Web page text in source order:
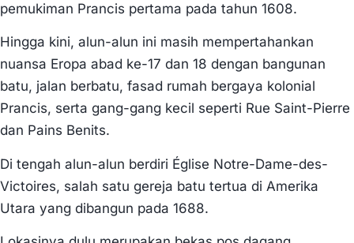
pemukiman Prancis pertama pada tahun 1608.
Hingga kini, alun-alun ini masih mempertahankan
nuansa Eropa abad ke-17 dan 18 dengan bangunan
batu, jalan berbatu, fasad rumah bergaya kolonial
Prancis, serta gang-gang kecil seperti Rue Saint-Pierre
dan Pains Benits.
Di tengah alun-alun berdiri Église Notre-Dame-des-
Victoires, salah satu gereja batu tertua di Amerika
Utara yang dibangun pada 1688.